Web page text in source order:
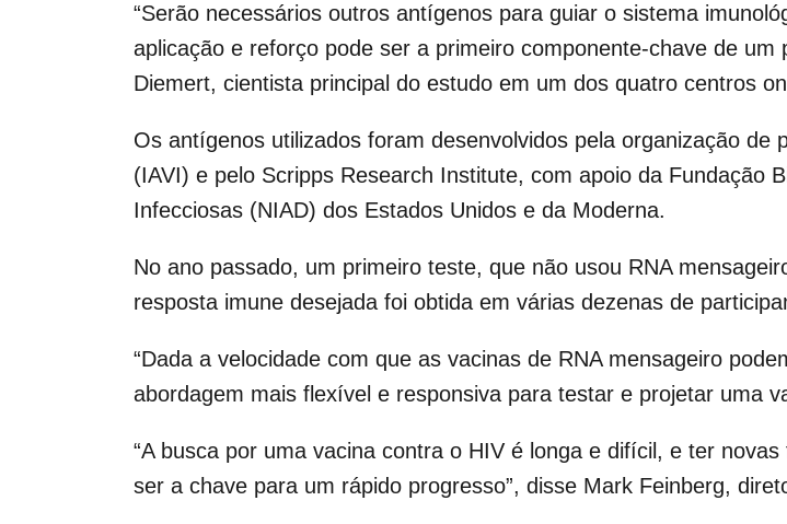
“Serão necessários outros antígenos para guiar o sistema
aplicação e reforço pode ser a primeiro componente-chave de
Diemert, cientista principal do estudo em um dos quatro centros
Os antígenos utilizados foram desenvolvidos pela organização de
(IAVI) e pelo Scripps Research Institute, com apoio da Fundação
Infecciosas (NIAD) dos Estados Unidos e da Moderna.
No ano passado, um primeiro teste, que não usou RNA
resposta imune desejada foi obtida em várias dezenas de
“Dada a velocidade com que as vacinas de RNA mensageiro
abordagem mais flexível e responsiva para testar e projetar uma
“A busca por uma vacina contra o HIV é longa e difícil, e ter
ser a chave para um rápido progresso”, disse Mark Feinberg,